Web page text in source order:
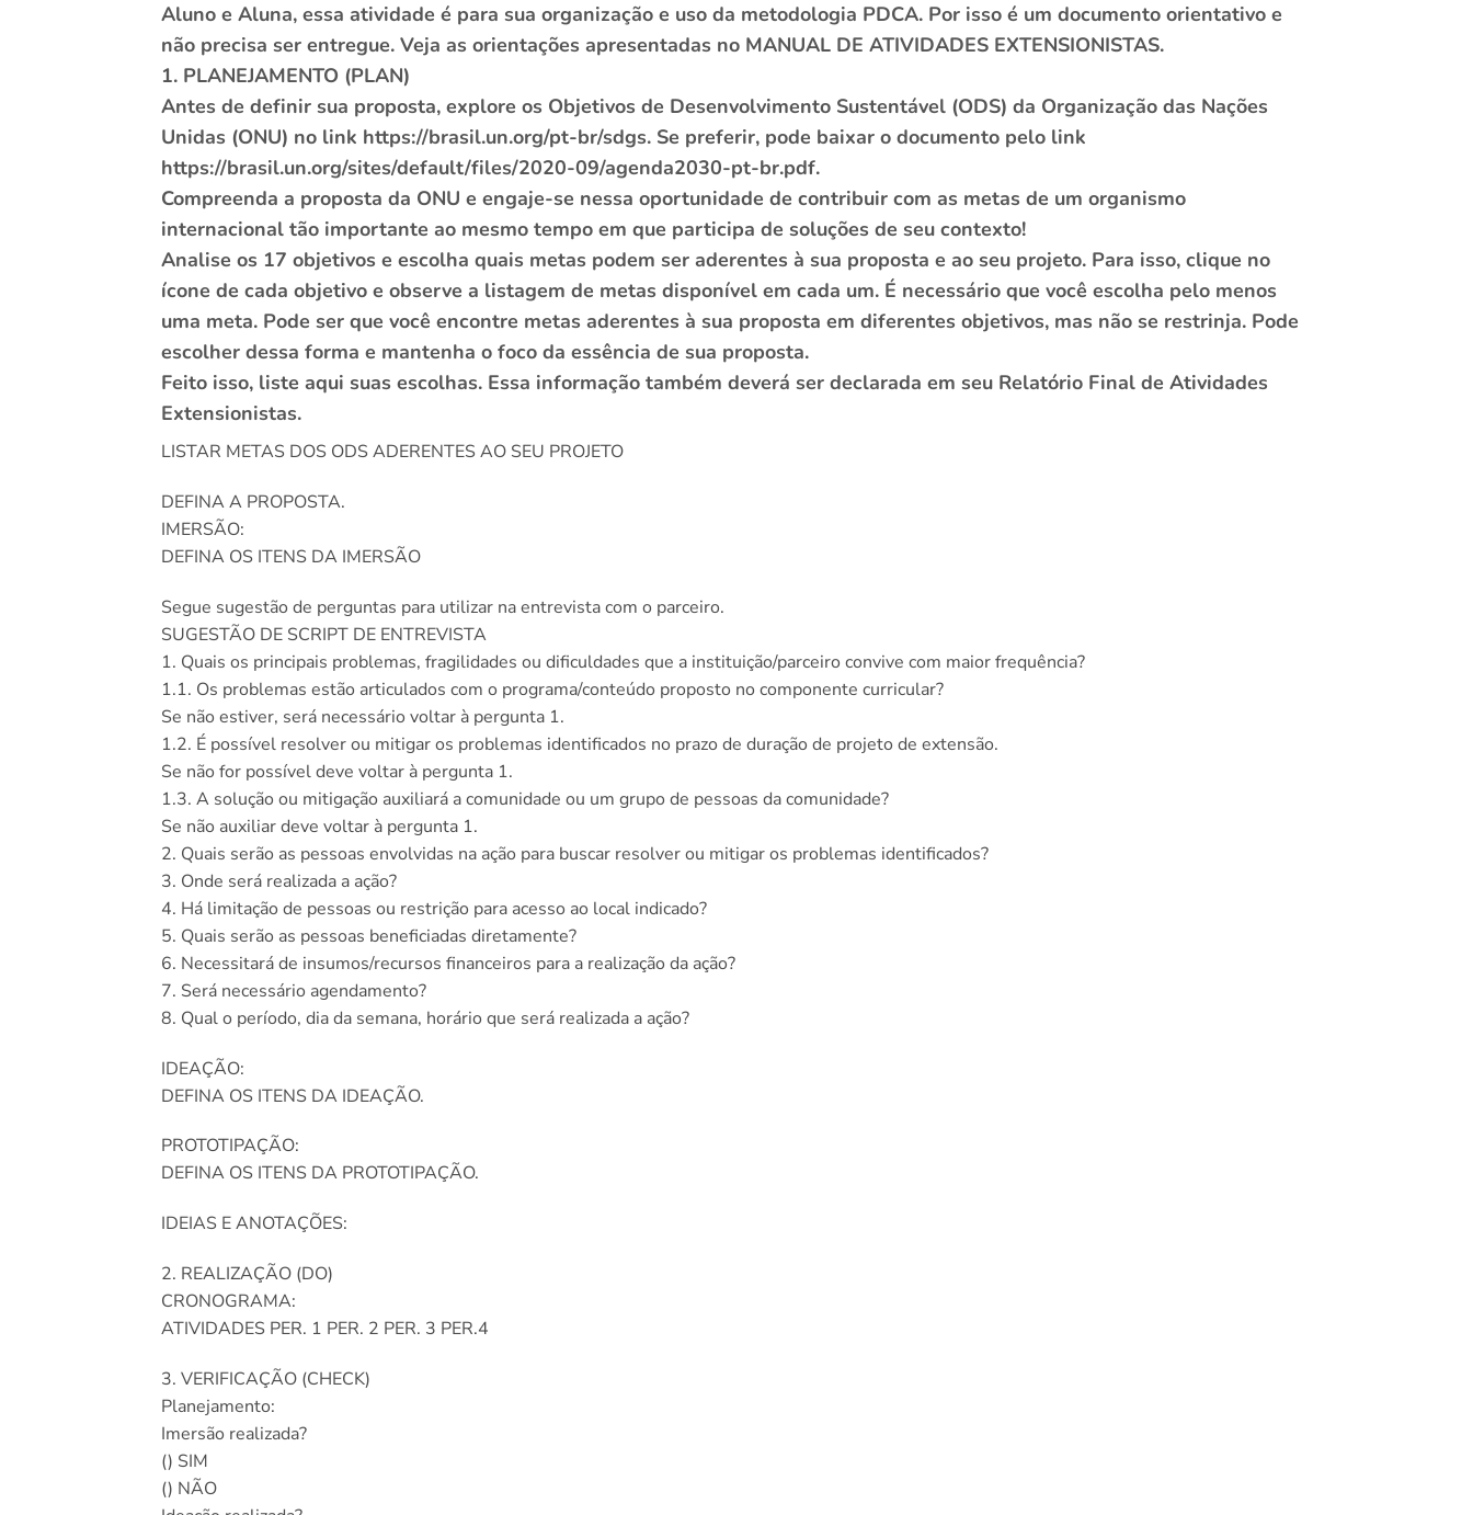
Aluno e Aluna, essa atividade é para sua organização e uso da metodologia PDCA. Por isso é um documento orientativo e
não precisa ser entregue. Veja as orientações apresentadas no MANUAL DE ATIVIDADES EXTENSIONISTAS.
1. PLANEJAMENTO (PLAN)
Antes de definir sua proposta, explore os Objetivos de Desenvolvimento Sustentável (ODS) da Organização das Nações
Unidas (ONU) no link https://brasil.un.org/pt-br/sdgs. Se preferir, pode baixar o documento pelo link
https://brasil.un.org/sites/default/files/2020-09/agenda2030-pt-br.pdf.
Compreenda a proposta da ONU e engaje-se nessa oportunidade de contribuir com as metas de um organismo
internacional tão importante ao mesmo tempo em que participa de soluções de seu contexto!
Analise os 17 objetivos e escolha quais metas podem ser aderentes à sua proposta e ao seu projeto. Para isso, clique no
ícone de cada objetivo e observe a listagem de metas disponível em cada um. É necessário que você escolha pelo menos
uma meta. Pode ser que você encontre metas aderentes à sua proposta em diferentes objetivos, mas não se restrinja. Pode
escolher dessa forma e mantenha o foco da essência de sua proposta.
Feito isso, liste aqui suas escolhas. Essa informação também deverá ser declarada em seu Relatório Final de Atividades
Extensionistas.
LISTAR METAS DOS ODS ADERENTES AO SEU PROJETO
DEFINA A PROPOSTA.
IMERSÃO:
DEFINA OS ITENS DA IMERSÃO
Segue sugestão de perguntas para utilizar na entrevista com o parceiro.
SUGESTÃO DE SCRIPT DE ENTREVISTA
1. Quais os principais problemas, fragilidades ou dificuldades que a instituição/parceiro convive com maior frequência?
1.1. Os problemas estão articulados com o programa/conteúdo proposto no componente curricular?
Se não estiver, será necessário voltar à pergunta 1.
1.2. É possível resolver ou mitigar os problemas identificados no prazo de duração de projeto de extensão.
Se não for possível deve voltar à pergunta 1.
1.3. A solução ou mitigação auxiliará a comunidade ou um grupo de pessoas da comunidade?
Se não auxiliar deve voltar à pergunta 1.
2. Quais serão as pessoas envolvidas na ação para buscar resolver ou mitigar os problemas identificados?
3. Onde será realizada a ação?
4. Há limitação de pessoas ou restrição para acesso ao local indicado?
5. Quais serão as pessoas beneficiadas diretamente?
6. Necessitará de insumos/recursos financeiros para a realização da ação?
7. Será necessário agendamento?
8. Qual o período, dia da semana, horário que será realizada a ação?
IDEAÇÃO:
DEFINA OS ITENS DA IDEAÇÃO.
PROTOTIPAÇÃO:
DEFINA OS ITENS DA PROTOTIPAÇÃO.
IDEIAS E ANOTAÇÕES:
2. REALIZAÇÃO (DO)
CRONOGRAMA:
ATIVIDADES PER. 1 PER. 2 PER. 3 PER.4
3. VERIFICAÇÃO (CHECK)
Planejamento:
Imersão realizada?
() SIM
() NÃO